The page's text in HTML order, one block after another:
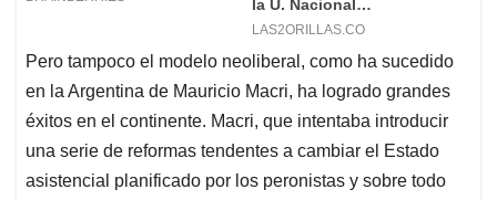
Pero tampoco el modelo neoliberal, como ha sucedido
en la Argentina de Mauricio Macri, ha logrado grandes
éxitos en el continente. Macri, que intentaba introducir
una serie de reformas tendentes a cambiar el Estado
asistencial planificado por los peronistas y sobre todo